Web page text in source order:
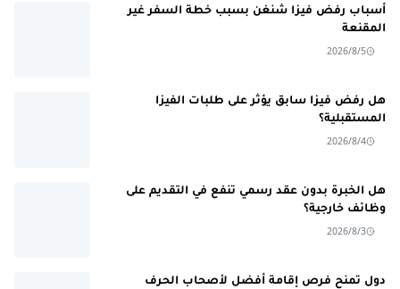
أسباب رفض فيزا شنغن بسبب خطة السفر غير
المقنعة
2026/8/5
هل رفض فيزا سابق يؤثر على طلبات الفيزا
المستقبلية؟
2026/8/4
هل الخبرة بدون عقد رسمي تنفع في التقديم على
وظائف خارجية؟
2026/8/3
دول تمنح فرص إقامة أفضل لأصحاب الحرف